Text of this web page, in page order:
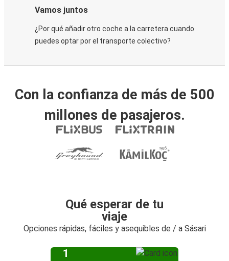
Vamos juntos
¿Por qué añadir otro coche a la carretera cuando
puedes optar por el transporte colectivo?
Con la confianza de más de 500
millones de pasajeros.
Qué esperar de tu
viaje
Opciones rápidas, fáciles y asequibles de / a Sásari
1